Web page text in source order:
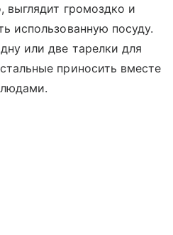
выглядит громоздко и
использованную посуду.
или две тарелки для
приносить вместе